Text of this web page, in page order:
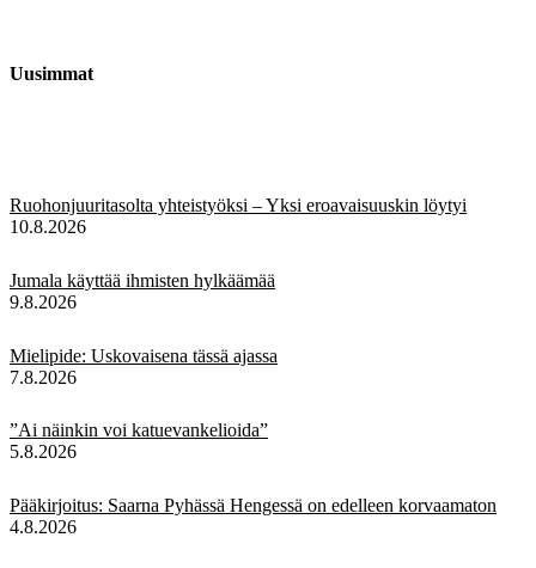
Uusimmat
Ruohonjuuritasolta yhteistyöksi – Yksi eroavaisuuskin löytyi
10.8.2026
Jumala käyttää ihmisten hylkäämää
9.8.2026
Mielipide: Uskovaisena tässä ajassa
7.8.2026
”Ai näinkin voi katuevankelioida”
5.8.2026
Pääkirjoitus: Saarna Pyhässä Hengessä on edelleen korvaamaton
4.8.2026